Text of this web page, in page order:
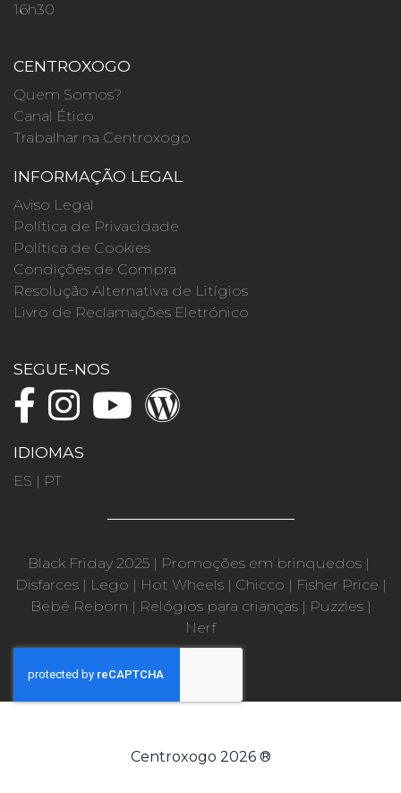
16h30
CENTROXOGO
Quem Somos?
Canal Ético
Trabalhar na Centroxogo
INFORMAÇÃO LEGAL
Aviso Legal
Política de Privacidade
Política de Cookies
Condições de Compra
Resolução Alternativa de Litígios
Livro de Reclamações Eletrónico
SEGUE-NOS
IDIOMAS
ES | PT
Black Friday 2025 | Promoções em brinquedos |
Disfarces| Lego | Hot Wheels| Chicco | Fisher Price |
Bebé Reborn | Relógios para crianças| Puzzles|
Nerf
Centroxogo 2026 ®